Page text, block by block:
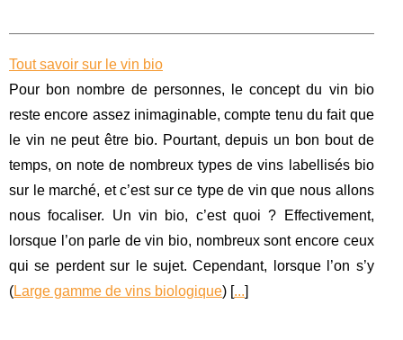
Tout savoir sur le vin bio
Pour bon nombre de personnes, le concept du vin bio
reste encore assez inimaginable, compte tenu du fait que
le vin ne peut être bio. Pourtant, depuis un bon bout de
temps, on note de nombreux types de vins labellisés bio
sur le marché, et c’est sur ce type de vin que nous allons
nous focaliser. Un vin bio, c’est quoi ? Effectivement,
lorsque l’on parle de vin bio, nombreux sont encore ceux
qui se perdent sur le sujet. Cependant, lorsque l’on s’y
(Large gamme de vins biologique) [...]